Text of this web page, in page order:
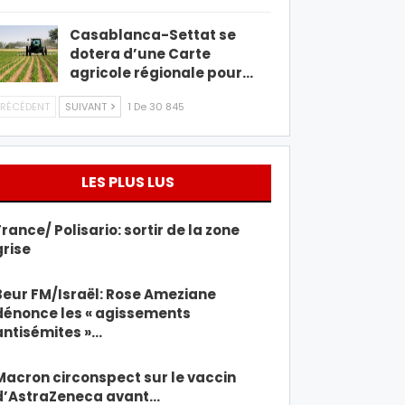
Casablanca-Settat se
dotera d’une Carte
agricole régionale pour…
SUIVANT 1 De 30 845
LES PLUS LUS
Polisario: sortir de la zone
FM/Israël: Rose Ameziane
les « agissements
»…
circonspect sur le vaccin
avant…